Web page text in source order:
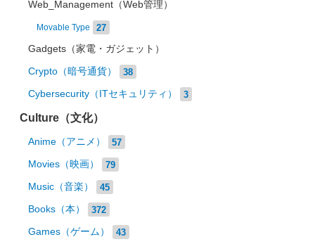
Web_Management（Web管理）
Movable Type 27
Gadgets（家電・ガジェット）
Crypto（暗号通貨） 38
Cybersecurity（ITセキュリティ） 3
Culture（文化）
Anime（アニメ） 57
Movies（映画） 79
Music（音楽） 45
Books（本） 372
Games（ゲーム） 43